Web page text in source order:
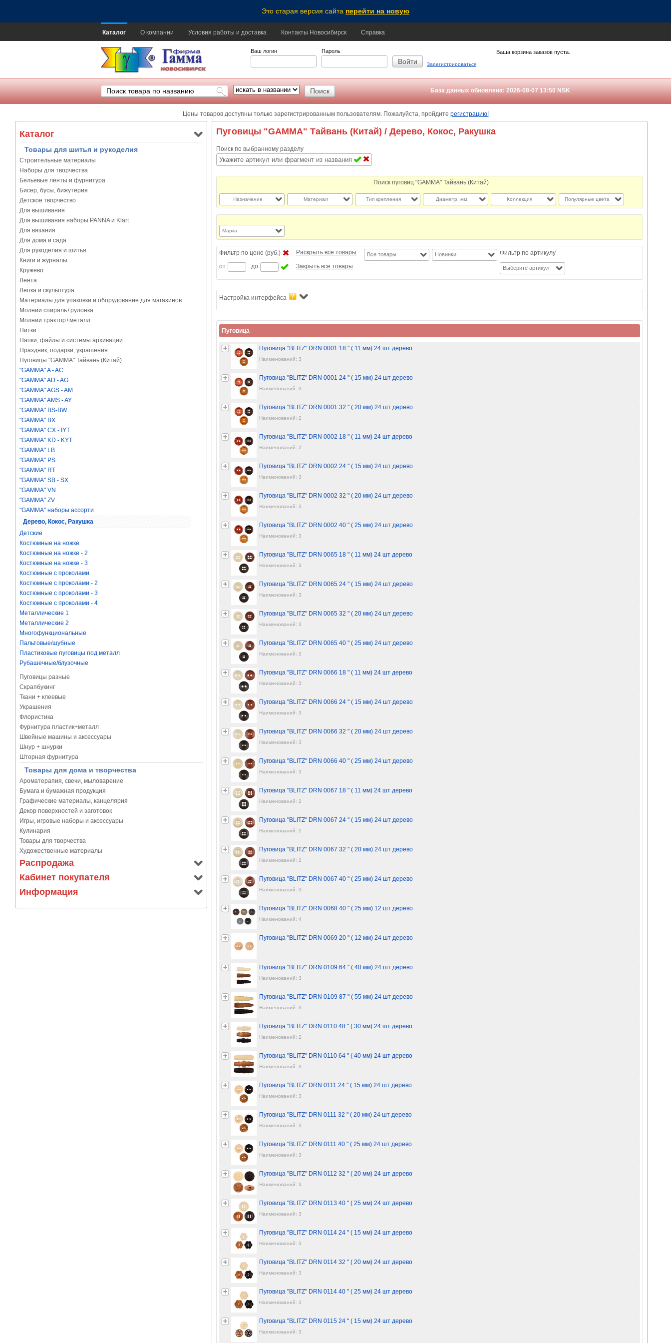
Это старая версия сайта перейти на новую
Каталог О компании Условия работы и доставка Контакты Новосибирск Справка
Ваш логин Пароль
Зарегистрироваться
Ваша корзина заказов пуста.
База данных обновлена: 2026-08-07 13:50 NSK
Цены товаров доступны только зарегистрированным пользователям. Пожалуйста, пройдите регистрацию!
Каталог
Товары для шитья и рукоделия
Строительные материалы
Наборы для творчества
Бельевые ленты и фурнитура
Бисер, бусы, бижутерия
Детское творчество
Для вышивания
Для вышивания наборы PANNA и Klart
Для вязания
Для дома и сада
Для рукоделия и шитья
Книги и журналы
Кружево
Лента
Лепка и скульптура
Материалы для упаковки и оборудование для магазинов
Молнии спираль+рулонка
Молнии трактор+металл
Нитки
Папки, файлы и системы архивации
Праздник, подарки, украшения
Пуговицы "GAMMA" Тайвань (Китай)
"GAMMA" A - AC
"GAMMA" AD - AG
"GAMMA" AGS - AM
"GAMMA" AMS - AY
"GAMMA" BS-BW
"GAMMA" BX
"GAMMA" CX - IYT
"GAMMA" KD - KYT
"GAMMA" LB
"GAMMA" PS
"GAMMA" RT
"GAMMA" SB - SX
"GAMMA" VN
"GAMMA" ZV
"GAMMA" наборы ассорти
Дерево, Кокос, Ракушка
Детские
Костюмные на ножке
Костюмные на ножке - 2
Костюмные на ножке - 3
Костюмные с проколами
Костюмные с проколами - 2
Костюмные с проколами - 3
Костюмные с проколами - 4
Металлические 1
Металлические 2
Многофункциональные
Пальтовые/шубные
Пластиковые пуговицы под металл
Рубашечные/блузочные
Пуговицы разные
Скрапбукинг
Ткани + клеевые
Украшения
Флористика
Фурнитура пластик+металл
Швейные машины и аксессуары
Шнур + шнурки
Шторная фурнитура
Товары для дома и творчества
Ароматерапия, свечи, мыловарение
Бумага и бумажная продукция
Графические материалы, канцелярия
Декор поверхностей и заготовок
Игры, игровые наборы и аксессуары
Кулинария
Товары для творчества
Художественные материалы
Распродажа
Кабинет покупателя
Информация
Пуговицы "GAMMA" Тайвань (Китай) / Дерево, Кокос, Ракушка
Поиск по выбранному разделу
Поиск пуговиц "GAMMA" Тайвань (Китай)
Назначение Материал Тип крепления Диаметр, мм Коллекция Популярные цвета
Марка
Фильтр по цене (руб.)
от
до
Раскрыть все товары
Закрыть все товары
Все товары Новинки Фильтр по артикулу
Выберите артикул
Настройка интерфейса
Пуговица
Пуговица "BLITZ" DRN 0001 18 " ( 11 мм) 24 шт дерево
Наименований: 3
Пуговица "BLITZ" DRN 0001 24 " ( 15 мм) 24 шт дерево
Наименований: 3
Пуговица "BLITZ" DRN 0001 32 " ( 20 мм) 24 шт дерево
Наименований: 2
Пуговица "BLITZ" DRN 0002 18 " ( 11 мм) 24 шт дерево
Наименований: 2
Пуговица "BLITZ" DRN 0002 24 " ( 15 мм) 24 шт дерево
Наименований: 3
Пуговица "BLITZ" DRN 0002 32 " ( 20 мм) 24 шт дерево
Наименований: 3
Пуговица "BLITZ" DRN 0002 40 " ( 25 мм) 24 шт дерево
Наименований: 3
Пуговица "BLITZ" DRN 0065 18 " ( 11 мм) 24 шт дерево
Наименований: 3
Пуговица "BLITZ" DRN 0065 24 " ( 15 мм) 24 шт дерево
Наименований: 3
Пуговица "BLITZ" DRN 0065 32 " ( 20 мм) 24 шт дерево
Наименований: 3
Пуговица "BLITZ" DRN 0065 40 " ( 25 мм) 24 шт дерево
Наименований: 3
Пуговица "BLITZ" DRN 0066 18 " ( 11 мм) 24 шт дерево
Наименований: 3
Пуговица "BLITZ" DRN 0066 24 " ( 15 мм) 24 шт дерево
Наименований: 3
Пуговица "BLITZ" DRN 0066 32 " ( 20 мм) 24 шт дерево
Наименований: 3
Пуговица "BLITZ" DRN 0066 40 " ( 25 мм) 24 шт дерево
Наименований: 3
Пуговица "BLITZ" DRN 0067 18 " ( 11 мм) 24 шт дерево
Наименований: 2
Пуговица "BLITZ" DRN 0067 24 " ( 15 мм) 24 шт дерево
Наименований: 2
Пуговица "BLITZ" DRN 0067 32 " ( 20 мм) 24 шт дерево
Наименований: 2
Пуговица "BLITZ" DRN 0067 40 " ( 25 мм) 24 шт дерево
Наименований: 3
Пуговица "BLITZ" DRN 0068 40 " ( 25 мм) 12 шт дерево
Наименований: 4
Пуговица "BLITZ" DRN 0069 20 " ( 12 мм) 24 шт дерево
Пуговица "BLITZ" DRN 0109 64 " ( 40 мм) 24 шт дерево
Наименований: 3
Пуговица "BLITZ" DRN 0109 87 " ( 55 мм) 24 шт дерево
Наименований: 3
Пуговица "BLITZ" DRN 0110 48 " ( 30 мм) 24 шт дерево
Наименований: 2
Пуговица "BLITZ" DRN 0110 64 " ( 40 мм) 24 шт дерево
Наименований: 3
Пуговица "BLITZ" DRN 0111 24 " ( 15 мм) 24 шт дерево
Наименований: 3
Пуговица "BLITZ" DRN 0111 32 " ( 20 мм) 24 шт дерево
Наименований: 3
Пуговица "BLITZ" DRN 0111 40 " ( 25 мм) 24 шт дерево
Наименований: 3
Пуговица "BLITZ" DRN 0112 32 " ( 20 мм) 24 шт дерево
Наименований: 3
Пуговица "BLITZ" DRN 0113 40 " ( 25 мм) 24 шт дерево
Наименований: 3
Пуговица "BLITZ" DRN 0114 24 " ( 15 мм) 24 шт дерево
Наименований: 3
Пуговица "BLITZ" DRN 0114 32 " ( 20 мм) 24 шт дерево
Наименований: 3
Пуговица "BLITZ" DRN 0114 40 " ( 25 мм) 24 шт дерево
Наименований: 3
Пуговица "BLITZ" DRN 0115 24 " ( 15 мм) 24 шт дерево
Наименований: 3